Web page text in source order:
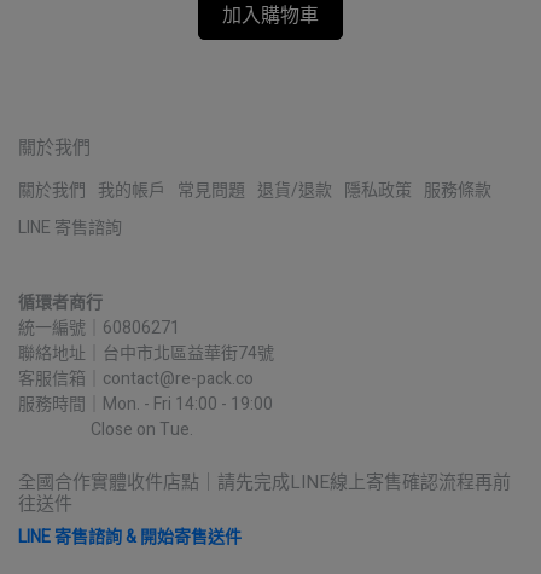
加入購物車
關於我們
關於我們 我的帳戶 常見問題 退貨/退款 隱私政策 服務條款
LINE 寄售諮詢
循環者商行
統一編號｜60806271
聯絡地址｜台中市北區益華街74號
客服信箱｜contact@re-pack.co
服務時間｜Mon. - Fri 14:00 - 19:00
Close on Tue.
全國合作實體收件店點｜請先完成LINE線上寄售確認流程再前
往送件
LINE 寄售諮詢 & 開始寄售送件